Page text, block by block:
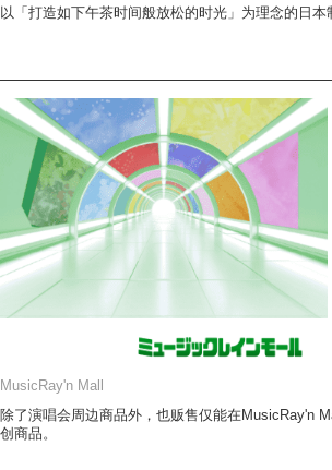
以「打造如下午茶时间般放松的时光」为理念的日本
MusicRay'n Mall
除了演唱会周边商品外，也贩售仅能在MusicRay'n
创商品。